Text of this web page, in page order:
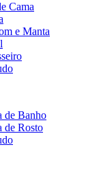
Cama
e Manta
de Banho
de Rosto